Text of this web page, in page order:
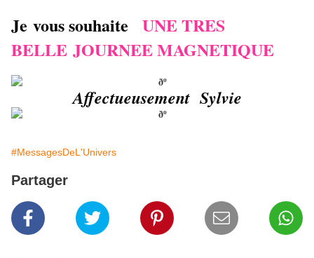
Je vous souhaite UNE TRES
BELLE JOURNEE MAGNETIQUE
Affectueusement Sylvie
#MessagesDeL'Univers
Partager